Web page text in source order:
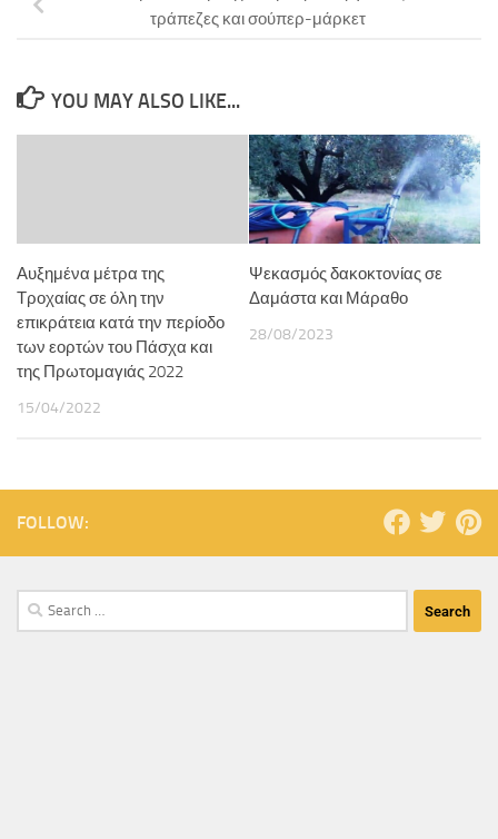
τράπεζες και σούπερ-μάρκετ
YOU MAY ALSO LIKE...
Αυξημένα μέτρα της
Τροχαίας σε όλη την
επικράτεια κατά την περίοδο
των εορτών του Πάσχα και
της Πρωτομαγιάς 2022
15/04/2022
Ψεκασμός δακοκτονίας σε
Δαμάστα και Μάραθο
28/08/2023
FOLLOW: